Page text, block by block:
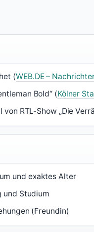
(WEB.DE –
Bold“ (Kölner
RTL-Show „Die
und exaktes Alter
und Studium
(Freundin)